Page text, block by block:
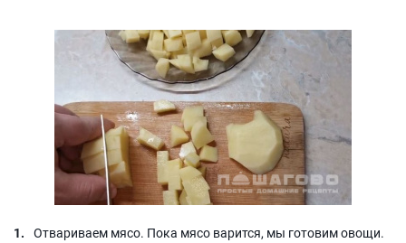
Отвариваем мясо. Пока мясо варится, мы готовим овощи.